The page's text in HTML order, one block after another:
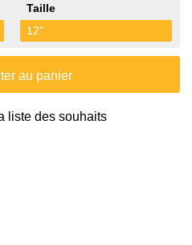
Taille
12''
au panier
liste des souhaits